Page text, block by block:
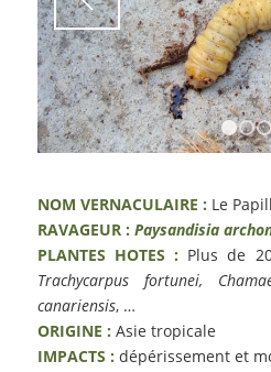
NOM VERNACULAIRE : Le
RAVAGEUR : Paysandisia
PLANTES HOTES : Plus de
Trachycarpus fortunei,
canariensis, …
ORIGINE : Asie tropicale
IMPACTS : dépérissement et